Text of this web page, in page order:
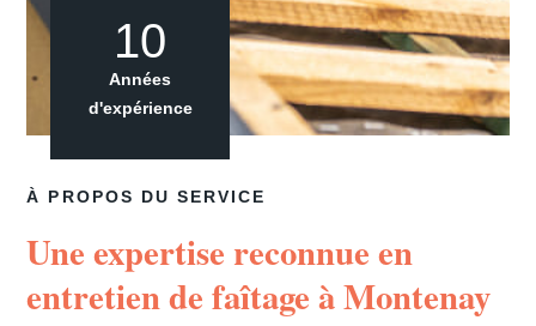
À PROPOS DU SERVICE
Une expertise reconnue en
entretien de faîtage à Montenay
10
Années
d'expérience